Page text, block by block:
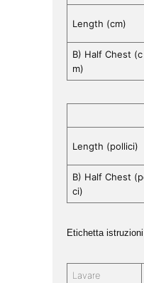
Length (cm)
B) Half Chest (c
m)
Length (pollici)
B) Half Chest
ci)
Etichetta istruzioni
Lavare